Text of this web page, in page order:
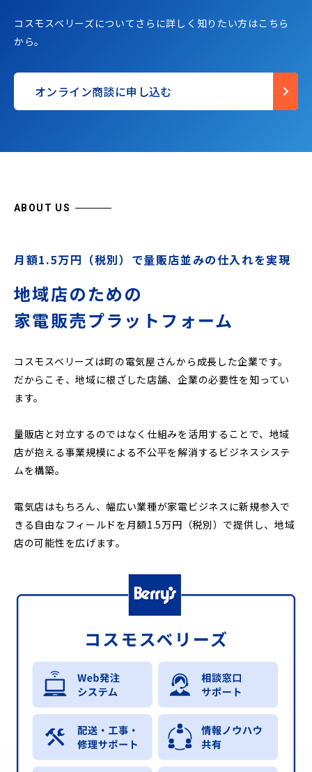
コスモスベリーズについてさらに詳しく知りたい方はこちら
から。
オンライン商談に申し込む
ABOUT US
月額1.5万円（税別）で量販店並みの仕入れを実現
地域店のための
家電販売プラットフォーム
コスモスベリーズは町の電気屋さんから成長した企業です。
だからこそ、地域に根ざした店舗、企業の必要性を知ってい
ます。
量販店と対立するのではなく仕組みを活用することで、地域
店が抱える事業規模による不公平を解消するビジネスシステ
ムを構築。
電気店はもちろん、幅広い業種が家電ビジネスに新規参入で
きる自由なフィールドを月額1.5万円（税別）で提供し、地域
店の可能性を広げます。